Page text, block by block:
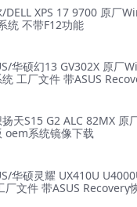
DELL XPS 17 9700 原厂
统 不带F12功能
华硕幻13 GV302X 原厂
工厂文件 带ASUS
天S15 G2 ALC 82MX 原
oem系统镜像下载
华硕灵耀 UX410U
厂文件 带ASUS Recovery